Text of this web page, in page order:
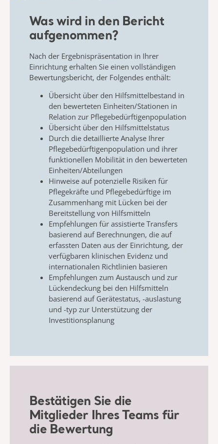
Was wird in den Bericht
aufgenommen?
Nach der Ergebnispräsentation in Ihrer
Einrichtung erhalten Sie einen vollständigen
Bewertungsbericht, der Folgendes enthält:
Übersicht über den Hilfsmittelbestand in
den bewerteten Einheiten/Stationen in
Relation zur Pflegebedürftigenpopulation
Übersicht über den Hilfsmittelstatus
Durch die detaillierte Analyse Ihrer
Pflegebedürftigenpopulation und ihrer
funktionellen Mobilität in den bewerteten
Einheiten/Abteilungen
Hinweise auf potenzielle Risiken für
Pflegekräfte und Pflegebedürftige im
Zusammenhang mit Lücken bei der
Bereitstellung von Hilfsmitteln
Empfehlungen für assistierte Transfers
basierend auf Berechnungen, die auf
erfassten Daten aus der Einrichtung, der
verfügbaren klinischen Evidenz und
internationalen Richtlinien basieren
Empfehlungen zum Austausch und zur
Lückendeckung bei den Hilfsmitteln
basierend auf Gerätestatus, -auslastung
und -typ zur Unterstützung der
Investitionsplanung
Bestätigen Sie die
Mitglieder Ihres Teams für
die Bewertung